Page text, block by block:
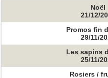
Noël
21/12/
Promos fin
29/11/
Les sapins
25/11/
Rosiers /